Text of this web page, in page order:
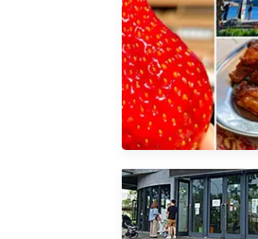
西班牙阿利坎特｜地